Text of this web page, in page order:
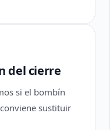
del cierre
si el bombín
sustituir